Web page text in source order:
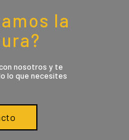
la
nosotros y te
lo que necesites